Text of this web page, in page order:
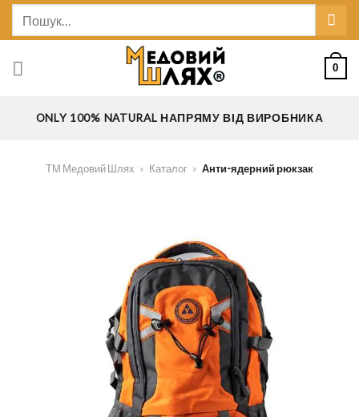
Skip
0
ONLY 100% NATURAL НАПРЯМУ ВІД ВИРОБНИКА
ТМ Медовий Шлях » Каталог » Анти-ядерний рюкзак